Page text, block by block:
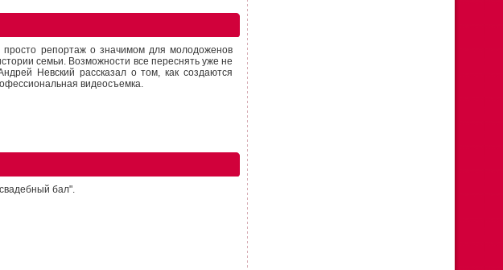
репортаж о значимом для молодоженов
семьи. Возможности все переснять уже не
Невский рассказал о том, как создаются
видеосъемка.
бал".